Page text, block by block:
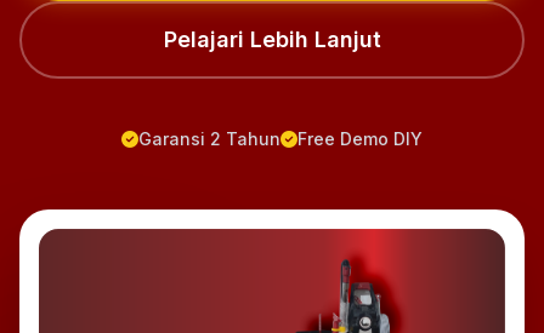
Pelajari Lebih Lanjut
Garansi 2 Tahun Free Demo DIY